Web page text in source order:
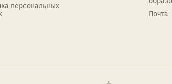
персональных
Почта